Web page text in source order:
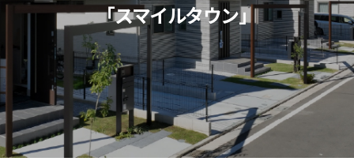
「スマイルタウン」